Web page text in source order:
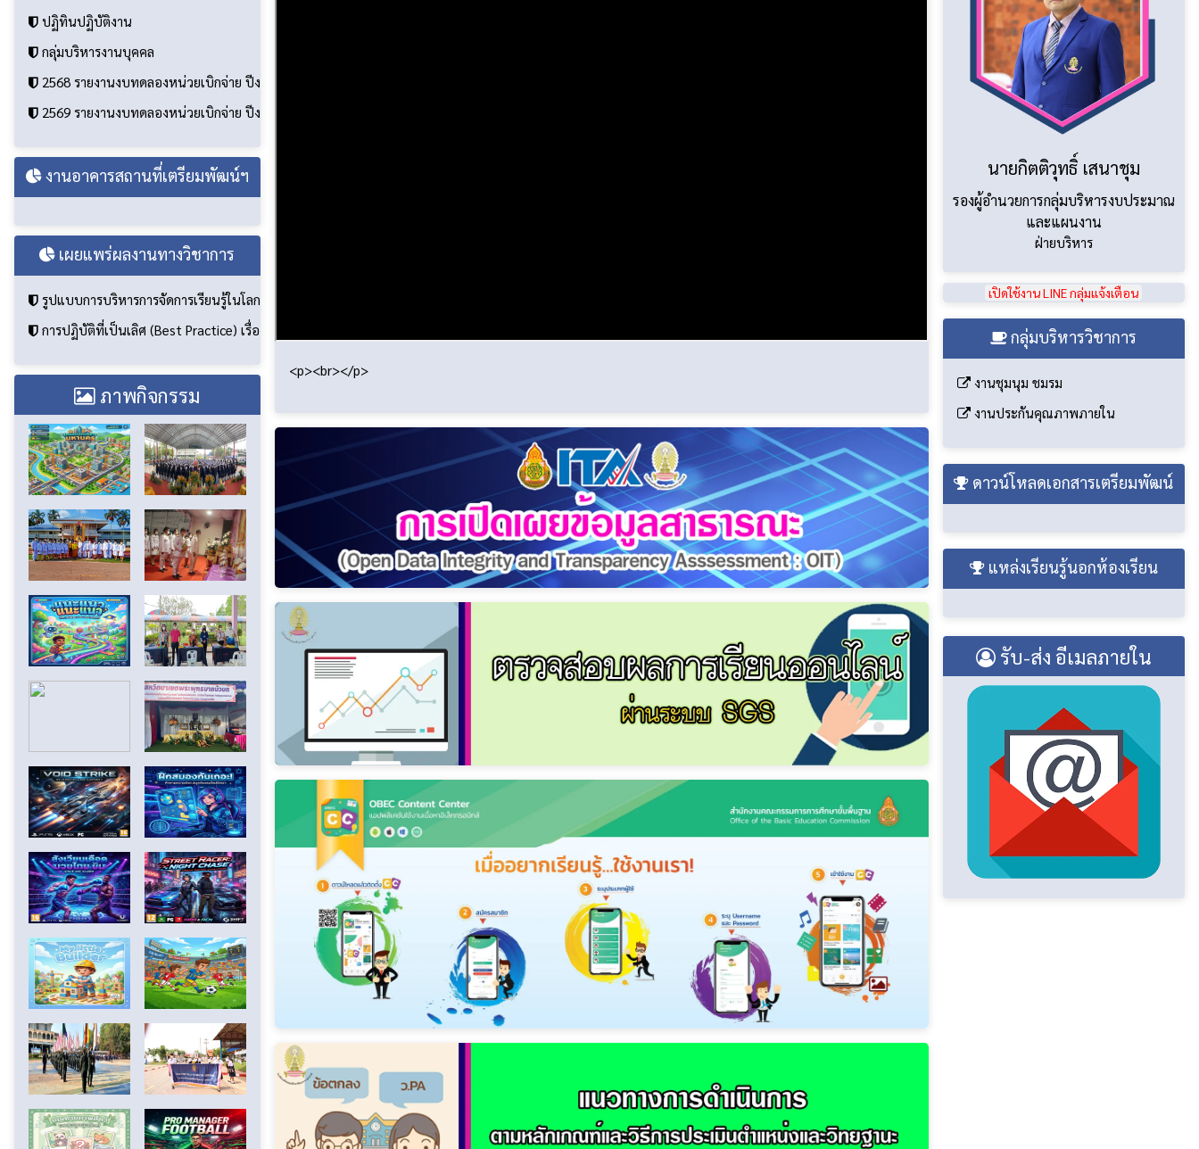
ปฏิทินปฏิบัติงาน
กลุ่มบริหารงานบุคคล
2568 รายงานงบทดลองหน่วยเบิกจ่าย ปีงบประมาณ 2568
2569 รายงานงบทดลองหน่วยเบิกจ่าย ปีงบประมาณ 2569
งานอาคารสถานที่เตรียมพัฒน์ฯ
เผยแพร่ผลงานทางวิชาการ
รูปแบบการบริหารการจัดการเรียนรู้ในโลกแห่งการพลิกผันที่ส่งผลต่อคุณภาพการศึกษาของโรงเรียนน้ำสวยวิทยา สังกัดสำนักงานเขตพื้นที่การศึกษามัธยมศึกษาหนองคาย
การปฏิบัติที่เป็นเลิศ (Best Practice) เรื่อง การพัฒนาห้องเรียนคณิตศาสตร์อัจฉริยะด้วย AI และสื่อ Interactive เพื่อส่งเสริมการเรียนรู้เชิงรุกของนักเรียนระดับมัธยมศึกษาตอนปลาย โรงเรียนเตรียมอุดมศึกษาพัฒนาการ อุ
ภาพกิจกรรม
<p><br></p>
นายกิตติวุทธิ์ เสนาชุม
รองผู้อำนวยการกลุ่มบริหารงบประมาณ
และแผนงาน
ฝ่ายบริหาร
เปิดใช้งาน LINE กลุ่มแจ้งเตือน
กลุ่มบริหารวิชาการ
งานชุมนุม ชมรม
งานประกันคุณภาพภายใน
ดาวน์โหลดเอกสารเตรียมพัฒน์
แหล่งเรียนรู้นอกห้องเรียน
รับ-ส่ง อีเมลภายใน